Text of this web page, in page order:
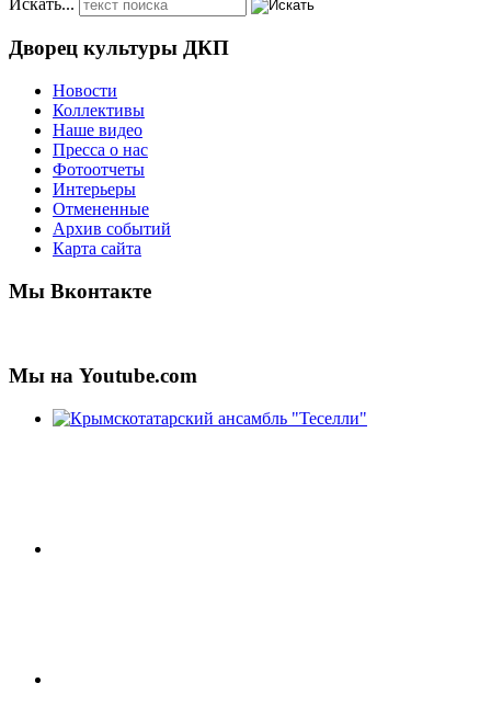
Дворец культуры ДКП
Новости
Коллективы
Наше видео
Пресса о нас
Фотоотчеты
Интерьеры
Отмененные
Архив событий
Карта сайта
Мы Вконтакте
Мы на Youtube.com